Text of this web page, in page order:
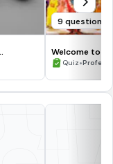
9 questions
Welcome to
Quiz•